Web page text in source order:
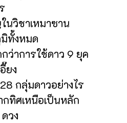
นวิชาเหมาซาน
ทั้งหมด
ว่าการใช้ดาว 9 ยุค
ยง
กลุ่มดาวอย่างไร
ทิศเหนือเป็นหลัก
วง